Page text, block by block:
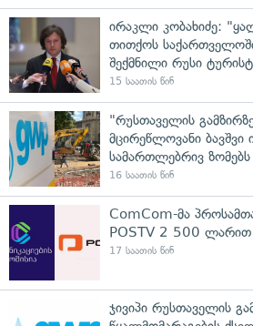
ირაკლი კობახიძე:
თითქოს
შექმნილი რუსი
15 საათის წინ
"რუსთაველის
მცირეწლოვანი
სამართლებრივ ზომებს
16 საათის წინ
ComCom-მა
POSTV 2 500 ლარით
17 საათის წინ
ჯივიპი რუსთაველის